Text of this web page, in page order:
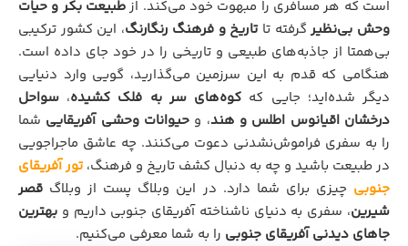
است که هر مسافری را مبهوت خود می‌کند. از طبیعت بکر و حیات
وحش بی‌نظیرگرفته تا تاریخ و فرهنگ رنگارنگ، این کشور ترکیبی
بی‌همتا از جاذبه‌های طبیعی و تاریخی را در خود جای داده است.
هنگامی که قدم به این سرزمین می‌گذارید، گویی وارد دنیایی
دیگر شده‌اید؛ جایی که کوه‌های سر به فلک کشیده، سواحل
درخشان اقیانوس اطلس و هند، و حیوانات وحشی آفریقایی شما
را به سفری فراموش‌نشدنی دعوت می‌کنند. چه عاشق ماجراجویی
در طبیعت باشید و چه به دنبال کشف تاریخ و فرهنگ،تور آفریقای
جنوبی چیزی برای شما دارد. در این وبلاگ پست از وبلاگ قصر
شیرین، سفری به دنیای ناشناخته آفریقای جنوبی داریم و بهترین
جاهای دیدنی آفریقای جنوبی را به شما معرفی می‌کنیم.